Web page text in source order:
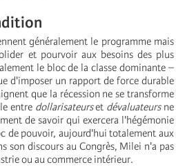
généralement le programme mais
et pourvoir aux besoins des plus
le bloc de la classe dominante –
d'imposer un rapport de force durable
que la récession ne se transforme
entre dollarisateurset dévaluateurs ne
de savoir qui exercera l'hégémonie
de pouvoir, aujourd'hui totalement aux
son discours au Congrès, Milei n'a pas
ou au commerce intérieur.